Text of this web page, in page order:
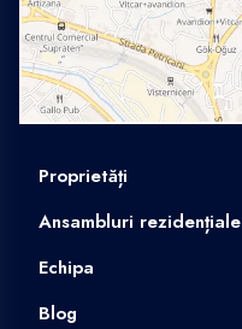
Proprietăți
Ansambluri rezidențiale
Echipa
Blog